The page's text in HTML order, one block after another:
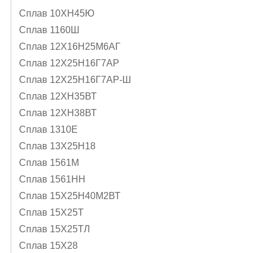
Сплав 10ХН45Ю
Сплав 1160Ш
Сплав 12Х16Н25М6АГ
Сплав 12Х25Н16Г7АР
Сплав 12Х25Н16Г7АР-Ш
Сплав 12ХН35ВТ
Сплав 12ХН38ВТ
Сплав 1310Е
Сплав 13Х25Н18
Сплав 1561М
Сплав 1561НН
Сплав 15Х25Н40М2ВТ
Сплав 15Х25Т
Сплав 15Х25ТЛ
Сплав 15Х28